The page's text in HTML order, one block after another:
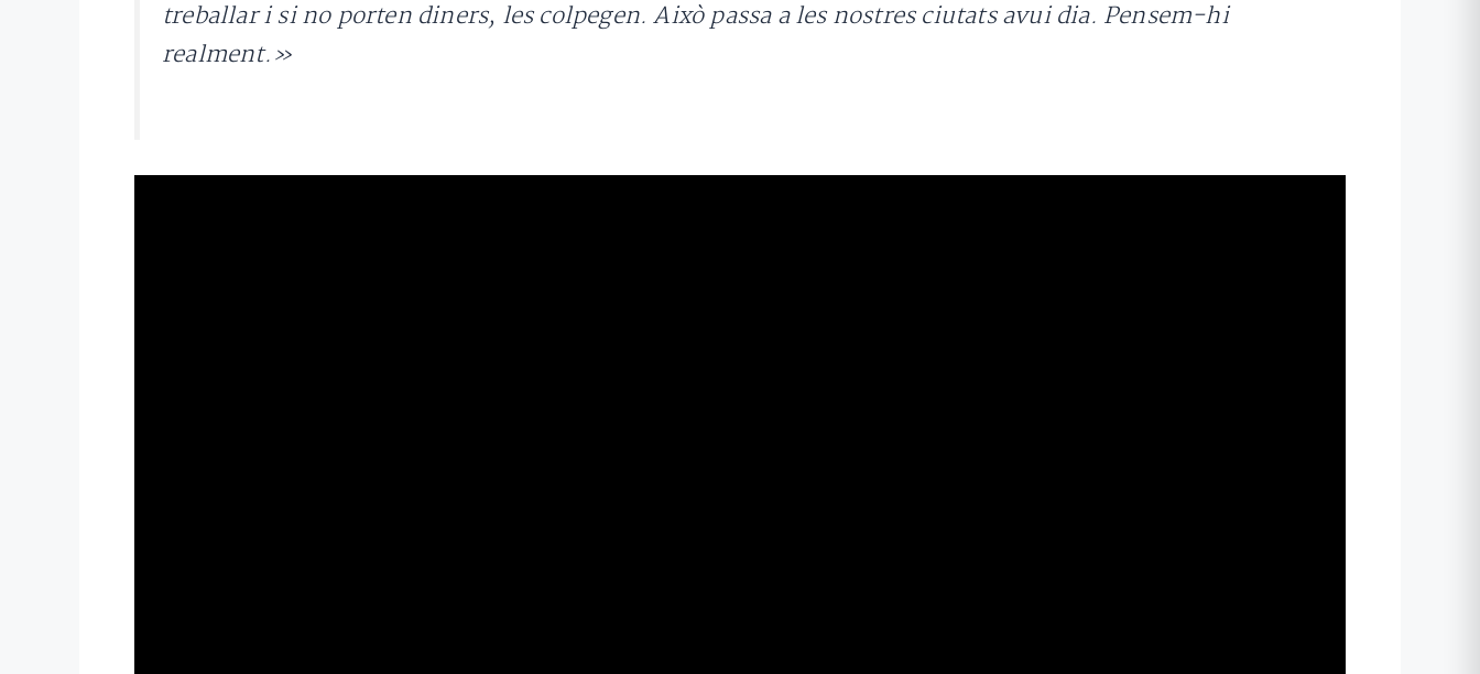
treballar i si no porten diners, les colpegen. Això passa a les nostres ciutats avui dia. Pensem-hi
realment.»